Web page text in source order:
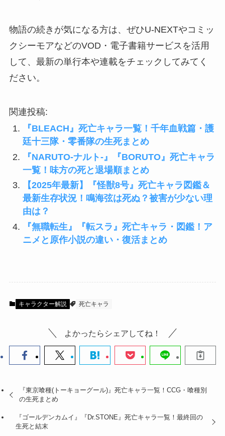
物語の続きが気になる方は、ぜひU-NEXTやコミッ
クシーモアなどのVOD・電子書籍サービスを活用
して、最新の単行本や連載をチェックしてみてく
ださい。
関連投稿:
『BLEACH』死亡キャラ一覧！千年血戦篇・護
廷十三隊・零番隊の生死まとめ
『NARUTO-ナルト-』『BORUTO』死亡キャラ
一覧！味方の死と退場順まとめ
【2025年最新】『怪獣8号』死亡キャラ図鑑＆
最新生存状況！鳴海弦は死ぬ？被害が少ない理
由は？
『無職転生』『転スラ』死亡キャラ・図鑑！ア
ニメと原作小説の違い・復活まとめ
キャラクター解説 死亡キャラ
よかったらシェアしてね！
『東京喰種(トーキョーグール)』死亡キャラ一覧！CCG・喰種別
の生死まとめ
『ゴールデンカムイ』『Dr.STONE』死亡キャラ一覧！最終回の
生死と結末